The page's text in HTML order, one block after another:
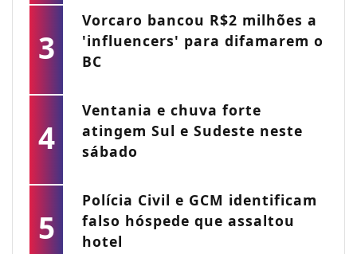
3
Vorcaro bancou R$2 milhões a
'influencers' para difamarem o
BC
4
Ventania e chuva forte
atingem Sul e Sudeste neste
sábado
5
Polícia Civil e GCM identificam
falso hóspede que assaltou
hotel